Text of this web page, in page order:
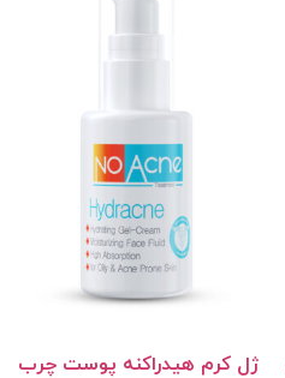
ژل کرم هیدراکنه پوست‌ چرب